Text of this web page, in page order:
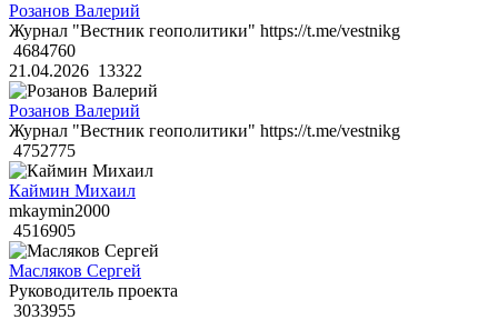
Розанов Валерий
Журнал "Вестник геополитики" https://t.me/vestnikg
4684760
21.04.2026 13322
Розанов Валерий
Журнал "Вестник геополитики" https://t.me/vestnikg
4752775
Каймин Михаил
mkaymin2000
4516905
Масляков Сергей
Руководитель проекта
3033955